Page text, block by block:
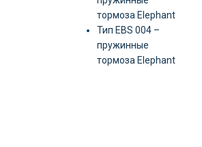
тормоза Elephant
Тип EBS 004 –
пружинные
тормоза Elephant